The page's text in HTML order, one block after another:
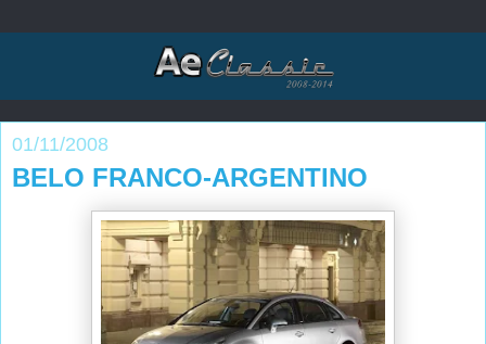
01/11/2008
BELO FRANCO-ARGENTINO